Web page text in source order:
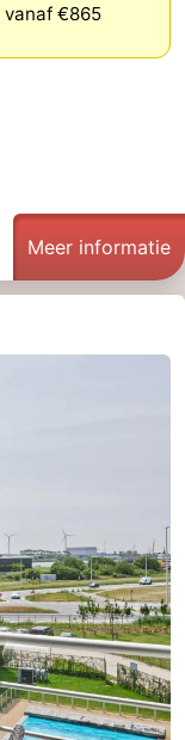
vanaf €865
Meer informatie